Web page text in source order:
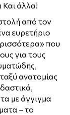
Και άλλα!
από τον
ευρετήριο
που
για τους
ανατομίας
με άγγιγμα
– το